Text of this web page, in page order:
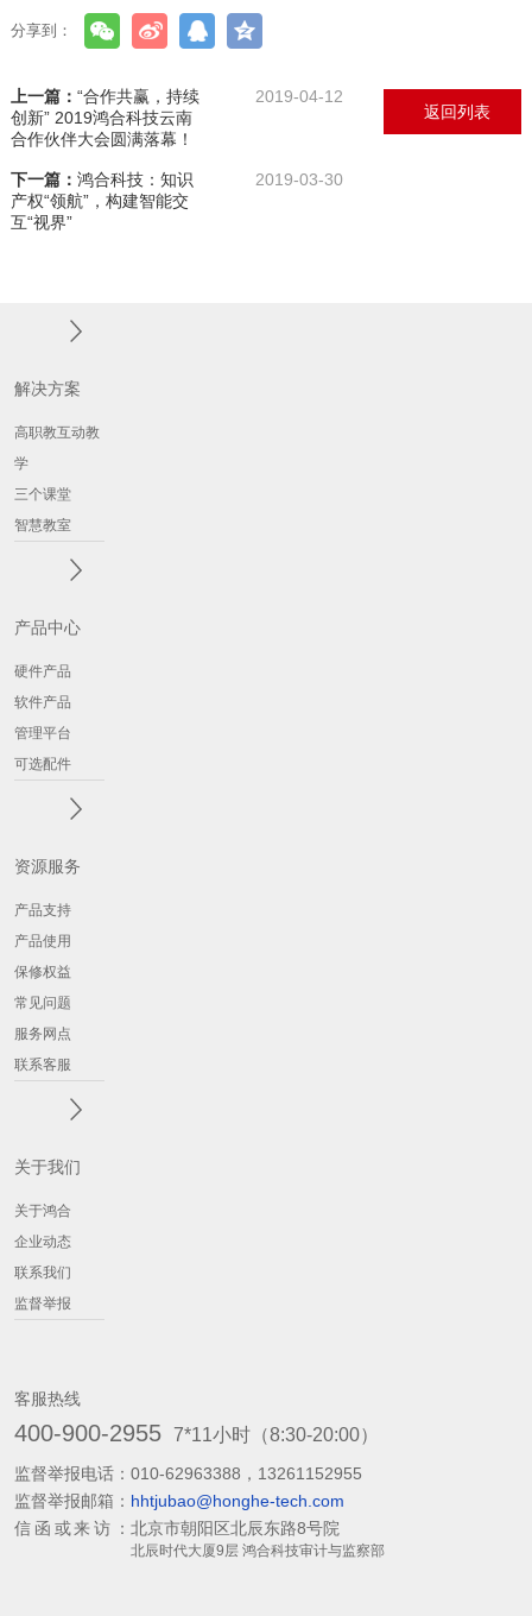
分享到：
上一篇： “合作共赢，持续
创新” 2019鸿合科技云南
合作伙伴大会圆满落幕！
2019-04-12
下一篇： 鸿合科技：知识
产权“领航”，构建智能交
互“视界”
2019-03-30
返回列表
解决方案
高职教互动教
学
三个课堂
智慧教室
产品中心
硬件产品
软件产品
管理平台
可选配件
资源服务
产品支持
产品使用
保修权益
常见问题
服务网点
联系客服
关于我们
关于鸿合
企业动态
联系我们
监督举报
客服热线
400-900-2955 7*11小时（8:30-20:00）
监督举报电话： 010-62963388，13261152955
监督举报邮箱： hhtjubao@honghe-tech.com
信函或来访： 北京市朝阳区北辰东路8号院
北辰时代大厦9层 鸿合科技审计与监察部